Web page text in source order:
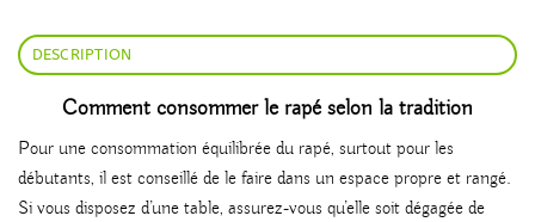
DESCRIPTION
Comment consommer le rapé selon la tradition
Pour une consommation équilibrée du rapé, surtout pour les
débutants, il est conseillé de le faire dans un espace propre et rangé.
Si vous disposez d’une table, assurez-vous qu’elle soit dégagée de